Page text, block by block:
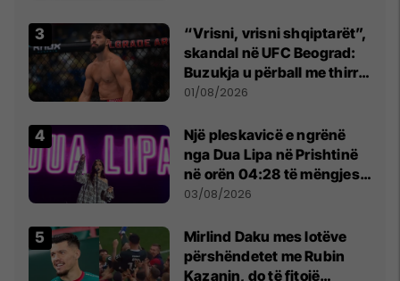
“Vrisni, vrisni shqiptarët”,
skandal në UFC Beograd:
Buzukja u përball me thirrje
anti-shqiptare nga
01/08/2026
Një pleskavicë e ngrënë
nga Dua Lipa në Prishtinë
në orën 04:28 të mëngjesit
- dhe bota digjitale serbe
03/08/2026
Mirlind Daku mes lotëve
përshëndetet me Rubin
Kazanin, do të fitojë